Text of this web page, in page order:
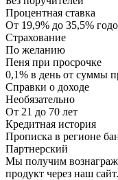
Процентная ставка
От 19,9% до 35,5%
Страхование
По желанию
Пеня при просрочке
0,1% в день от суммы
Справки о доходе
Необязательно
От 21 до 70 лет
Кредитная история
Прописка в регионе
Партнерский
Мы получим
продукт через наш